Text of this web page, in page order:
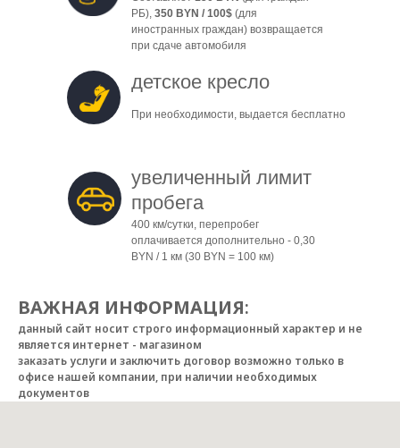
детское кресло
При необходимости, выдается бесплатно
РБ), 350 BYN / 100$ (для
иностранных граждан) возвращается
при сдаче автомобиля
увеличенный лимит
пробега
400 км/сутки, перепробег
оплачивается дополнительно - 0,30
BYN / 1 км (30 BYN = 100 км)
ВАЖНАЯ ИНФОРМАЦИЯ:
данный сайт носит строго информационный характер и не
является интернет - магазином
заказать услуги и заключить договор возможно только в
офисе нашей компании, при наличии необходимых
документов